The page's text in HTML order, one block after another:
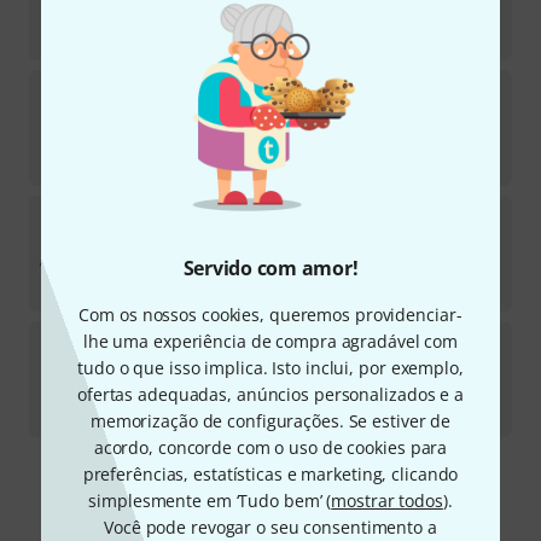
Servido com amor!
Com os nossos cookies, queremos providenciar-
lhe uma experiência de compra agradável com
tudo o que isso implica. Isto inclui, por exemplo,
ofertas adequadas, anúncios personalizados e a
memorização de configurações. Se estiver de
acordo, concorde com o uso de cookies para
preferências, estatísticas e marketing, clicando
simplesmente em ‘Tudo bem’ (mostrar todos).
Você pode revogar o seu consentimento a
Royer Labs SF-24
Sob consulta
4.222
Royer LabsRSM-SS24
Em stock
Royer LabsR-122V
2
Sob consulta
€3.490
Frete grátis a partir de € 199
Todos os preços incl. IVA